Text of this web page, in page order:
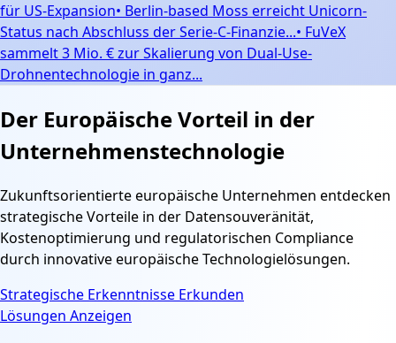
für US-Expansion• Berlin-based Moss erreicht Unicorn-
Status nach Abschluss der Serie-C-Finanzie...• FuVeX
sammelt 3 Mio. € zur Skalierung von Dual-Use-
Drohnentechnologie in ganz...
Der Europäische Vorteil in der
Unternehmenstechnologie
Zukunftsorientierte europäische Unternehmen entdecken
strategische Vorteile in der Datensouveränität,
Kostenoptimierung und regulatorischen Compliance
durch innovative europäische Technologielösungen.
Strategische Erkenntnisse Erkunden
Lösungen Anzeigen